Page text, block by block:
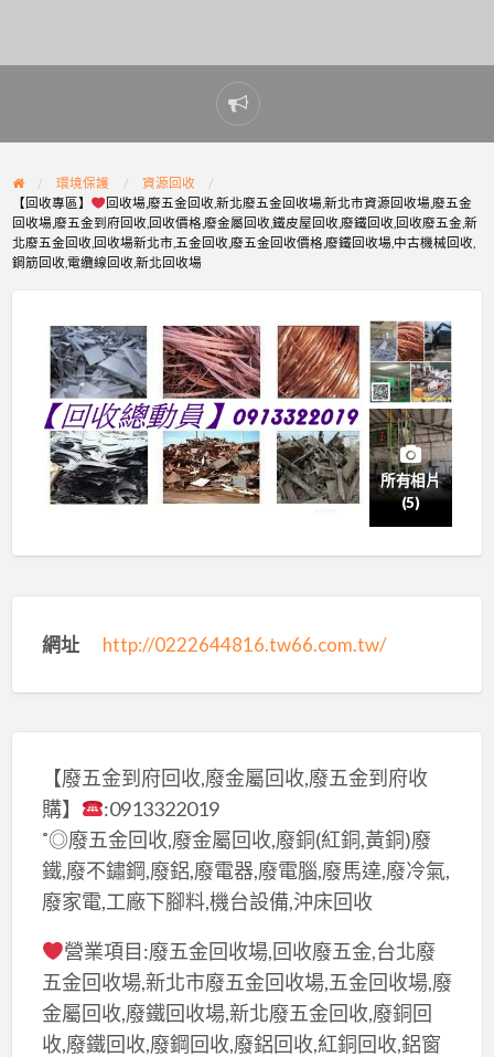
Report
problem
環境保護
資源回收
【回收專區】
回收場,廢五金回收,新北廢五金回收場,新北市資源回收場,廢五金
回收場,廢五金到府回收,回收價格,廢金屬回收,鐵皮屋回收,廢鐵回收,回收廢五金,新
北廢五金回收,回收場新北市,五金回收,廢五金回收價格,廢鐵回收場,中古機械回收,
鋼筋回收,電纜線回收,新北回收場
所有相片
(5)
網址 http://0222644816.tw66.com.tw/
【廢五金到府回收,廢金屬回收,廢五金到府收
購】
:0913322019
˚◎廢五金回收,廢金屬回收,廢銅(紅銅,黃銅)廢
鐵,廢不鏽鋼,廢鋁,廢電器,廢電腦,廢馬達,廢冷氣,
廢家電,工廠下腳料,機台設備,沖床回收
營業項目:廢五金回收場,回收廢五金,台北廢
五金回收場,新北市廢五金回收場,五金回收場,廢
金屬回收,廢鐵回收場,新北廢五金回收,廢銅回
收,廢鐵回收,廢鋼回收,廢鋁回收,紅銅回收,鋁窗